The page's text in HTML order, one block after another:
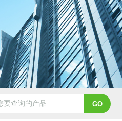
立式真空机组 按需定制